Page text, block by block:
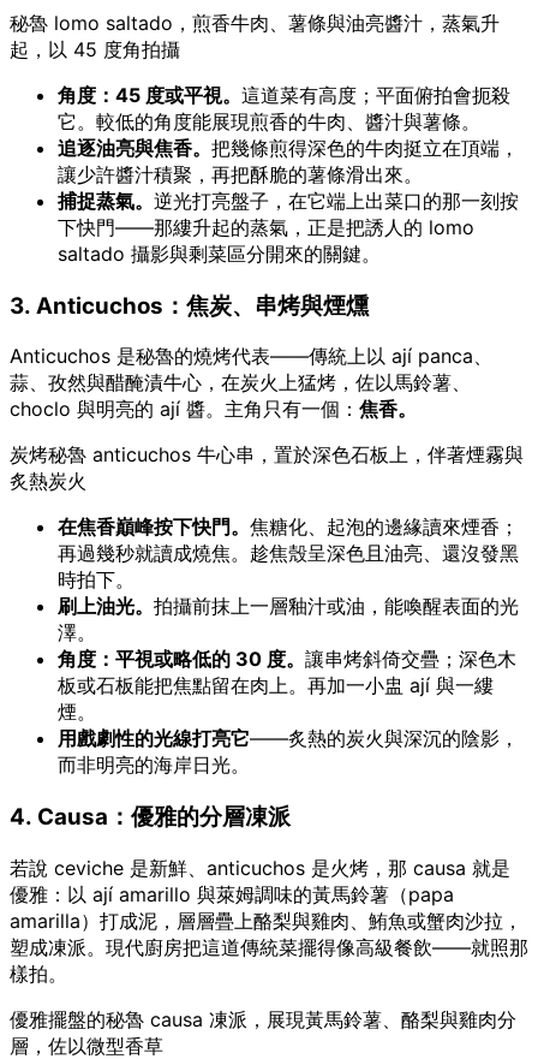
秘魯 lomo saltado，煎香牛肉、薯條與油亮醬汁，蒸氣升
起，以 45 度角拍攝
角度：45 度或平視。 這道菜有高度；平面俯拍會扼殺
它。較低的角度能展現煎香的牛肉、醬汁與薯條。
追逐油亮與焦香。 把幾條煎得深色的牛肉挺立在頂端，
讓少許醬汁積聚，再把酥脆的薯條滑出來。
捕捉蒸氣。 逆光打亮盤子，在它端上出菜口的那一刻按
下快門——那縷升起的蒸氣，正是把誘人的 lomo
saltado 攝影與剩菜區分開來的關鍵。
3. Anticuchos：焦炭、串烤與煙燻
Anticuchos 是秘魯的燒烤代表——傳統上以 ají panca、
蒜、孜然與醋醃漬牛心，在炭火上猛烤，佐以馬鈴薯、
choclo 與明亮的 ají 醬。主角只有一個： 焦香。
炭烤秘魯 anticuchos 牛心串，置於深色石板上，伴著煙霧與
炙熱炭火
在焦香巔峰按下快門。 焦糖化、起泡的邊緣讀來煙香；
再過幾秒就讀成燒焦。趁焦殼呈深色且油亮、還沒發黑
時拍下。
刷上油光。 拍攝前抹上一層釉汁或油，能喚醒表面的光
澤。
角度：平視或略低的 30 度。 讓串烤斜倚交疊；深色木
板或石板能把焦點留在肉上。再加一小盅 ají 與一縷
煙。
用戲劇性的光線打亮它——炙熱的炭火與深沉的陰影，
而非明亮的海岸日光。
4. Causa：優雅的分層凍派
若說 ceviche 是新鮮、anticuchos 是火烤，那 causa 就是
優雅：以 ají amarillo 與萊姆調味的黃馬鈴薯（papa
amarilla）打成泥，層層疊上酪梨與雞肉、鮪魚或蟹肉沙拉，
塑成凍派。現代廚房把這道傳統菜擺得像高級餐飲——就照那
樣拍。
優雅擺盤的秘魯 causa 凍派，展現黃馬鈴薯、酪梨與雞肉分
層，佐以微型香草